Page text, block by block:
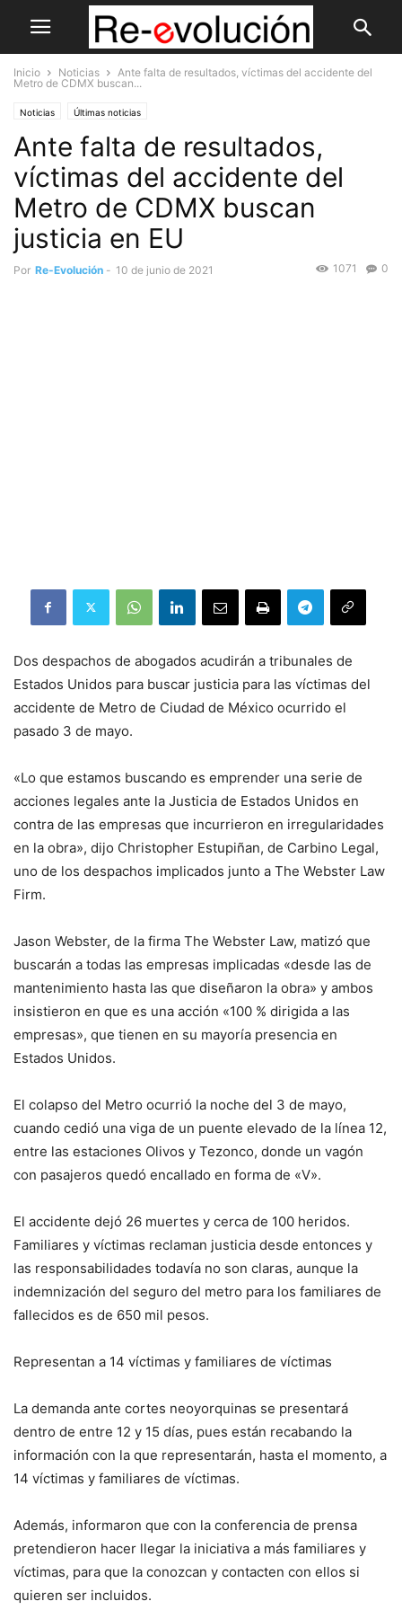
Inicio Noticias
Ante falta de resultados, víctimas del accidente del
Metro de CDMX buscan...
Noticias Últimas noticias
Ante falta de resultados,
víctimas del accidente del
Metro de CDMX buscan
justicia en EU
Por Re-Evolución - 10 de junio de 2021 0
1071
Dos despachos de abogados acudirán a tribunales de
Estados Unidos para buscar justicia para las víctimas del
accidente de Metro de Ciudad de México ocurrido el
pasado 3 de mayo.
«Lo que estamos buscando es emprender una serie de
acciones legales ante la Justicia de Estados Unidos en
contra de las empresas que incurrieron en irregularidades
en la obra», dijo Christopher Estupiñan, de Carbino Legal,
uno de los despachos implicados junto a The Webster Law
Firm.
Jason Webster, de la firma The Webster Law, matizó que
buscarán a todas las empresas implicadas «desde las de
mantenimiento hasta las que diseñaron la obra» y ambos
insistieron en que es una acción «100 % dirigida a las
empresas», que tienen en su mayoría presencia en
Estados Unidos.
El colapso del Metro ocurrió la noche del 3 de mayo,
cuando cedió una viga de un puente elevado de la línea 12,
entre las estaciones Olivos y Tezonco, donde un vagón
con pasajeros quedó encallado en forma de «V».
El accidente dejó 26 muertes y cerca de 100 heridos.
Familiares y víctimas reclaman justicia desde entonces y
las responsabilidades todavía no son claras, aunque la
indemnización del seguro del metro para los familiares de
fallecidos es de 650 mil pesos.
Representan a 14 víctimas y familiares de víctimas
La demanda ante cortes neoyorquinas se presentará
dentro de entre 12 y 15 días, pues están recabando la
información con la que representarán, hasta el momento, a
14 víctimas y familiares de víctimas.
Además, informaron que con la conferencia de prensa
pretendieron hacer llegar la iniciativa a más familiares y
víctimas, para que la conozcan y contacten con ellos si
quieren ser incluidos.